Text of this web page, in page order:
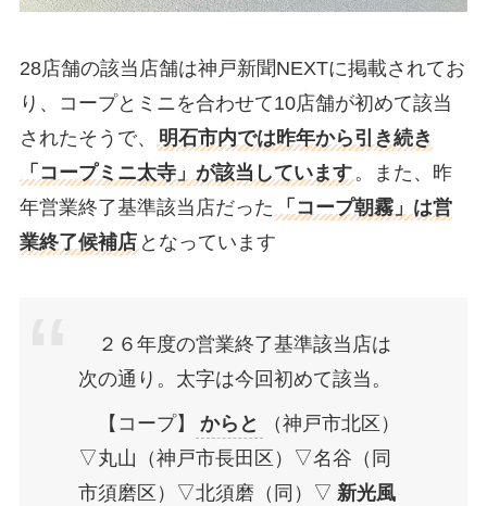
28店舗の該当店舗は神戸新聞NEXTに掲載されてお
り、コープとミニを合わせて10店舗が初めて該当
されたそうで、
明石市内では昨年から引き続き
「コープミニ太寺」が該当しています 。また、昨
年営業終了基準該当店だった
「コープ朝霧」は営
業終了候補店 となっています
２６年度の営業終了基準該当店は
次の通り。太字は今回初めて該当。
【コープ】 からと
（神戸市北区）
▽丸山（神戸市長田区）▽名谷（同
市須磨区）▽北須磨（同）▽ 新光風